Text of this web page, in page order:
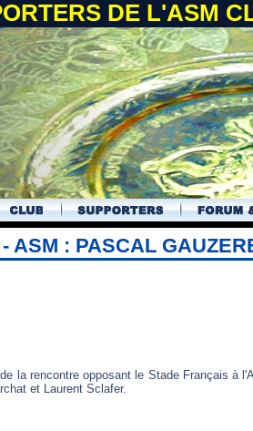
DE L'ASM
ASM : PASCAL
la rencontre opposant le Stade Français à
et Laurent Sclafer.